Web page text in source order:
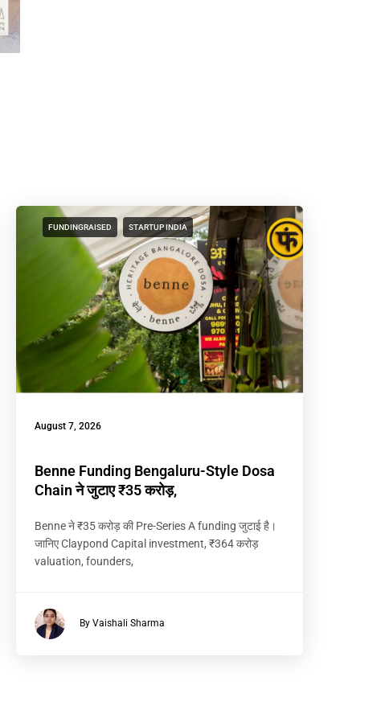
FUNDINGRAISED STARTUP INDIA
August 7, 2026
Benne Funding Bengaluru-Style Dosa
Chain ने जुटाए ₹35 करोड़,
Benne ने ₹35 करोड़ की Pre-Series A funding जुटाई है।
जानिए Claypond Capital investment, ₹364 करोड़
valuation, founders,
By Vaishali Sharma